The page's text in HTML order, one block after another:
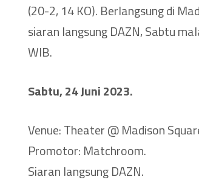
(20-2, 14 KO). Berlangsung di
siaran langsung DAZN, Sabtu
WIB.
Sabtu, 24 Juni 2023.
Venue: Theater @ Madison
Promotor: Matchroom.
Siaran langsung DAZN.